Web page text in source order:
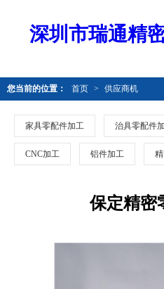
深圳市瑞通精
您当前的位置： 首页 > 供应商机
家具零配件加工 治具零配件
CNC加工 铝件加工
保定精密